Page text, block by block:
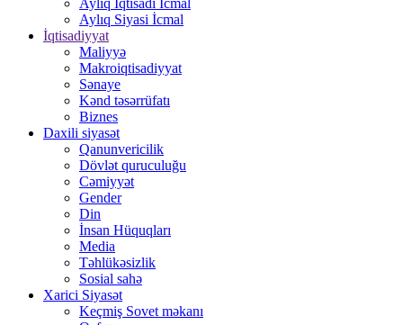
Aylıq İqtisadi İcmal
Aylıq Siyasi İcmal
İqtisadiyyat
Maliyyə
Makroiqtisadiyyat
Sənaye
Kənd təsərrüfatı
Biznes
Daxili siyasət
Qanunvericilik
Dövlət quruculuğu
Cəmiyyət
Gender
Din
İnsan Hüquqları
Media
Təhlükəsizlik
Sosial sahə
Xarici Siyasət
Keçmiş Sovet məkanı